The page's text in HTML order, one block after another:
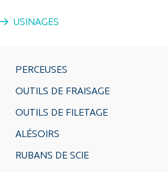
USINAGES
PERCEUSES
OUTILS DE FRAISAGE
OUTILS DE FILETAGE
ALÉSOIRS
RUBANS DE SCIE